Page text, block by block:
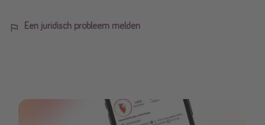
Een juridisch probleem melden